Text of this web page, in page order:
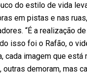
do estilo de vida
em pistas e nas
“É a realização
isso foi o Rafão, o
cada imagem que está
outras demoram, mas